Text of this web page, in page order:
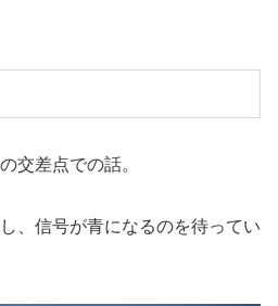
交差点での話。
、信号が青になるのを待ってい